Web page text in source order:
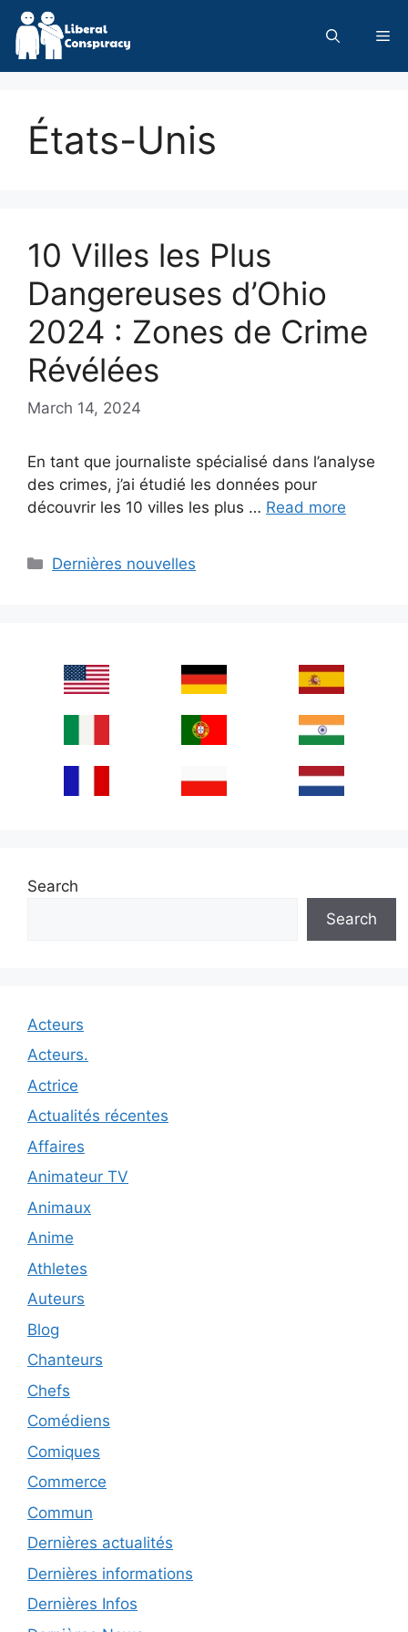
Skip
content
États-Unis
10 Villes les Plus
Dangereuses d’Ohio
2024 : Zones de Crime
Révélées
March 14, 2024
En tant que journaliste spécialisé dans l’analyse
des crimes, j’ai étudié les données pour
découvrir les 10 villes les plus … Read more
Categories
Dernières nouvelles
Search
Search
Acteurs
Acteurs.
Actrice
Actualités récentes
Affaires
Animateur TV
Animaux
Anime
Athletes
Auteurs
Blog
Chanteurs
Chefs
Comédiens
Comiques
Commerce
Commun
Dernières actualités
Dernières informations
Dernières Infos